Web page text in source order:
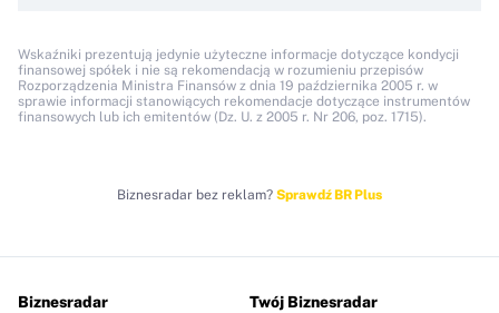
Wskaźniki prezentują jedynie użyteczne informacje dotyczące kondycji
finansowej spółek i nie są rekomendacją w rozumieniu przepisów
Rozporządzenia Ministra Finansów z dnia 19 października 2005 r. w
sprawie informacji stanowiących rekomendacje dotyczące instrumentów
finansowych lub ich emitentów (Dz. U. z 2005 r. Nr 206, poz. 1715).
Biznesradar bez reklam? Sprawdź BR Plus
Biznesradar Twój Biznesradar